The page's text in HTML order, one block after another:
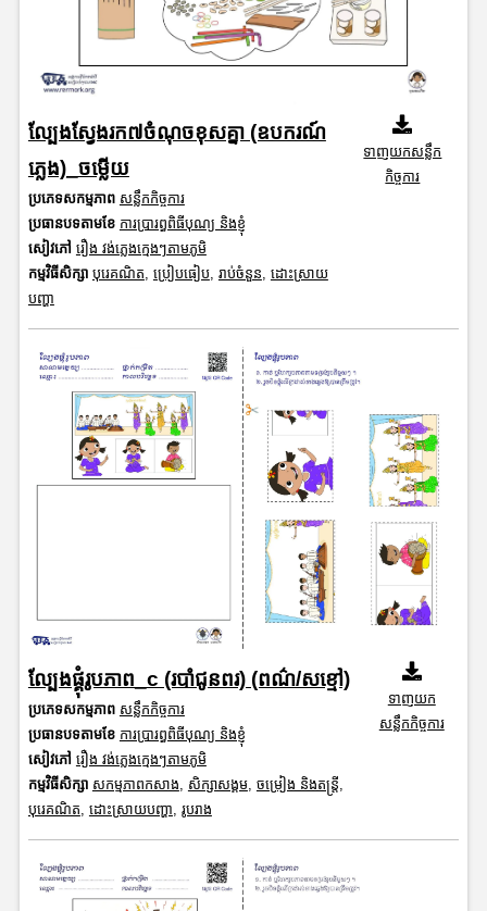
ល្បែងស្វែងរក៧ចំណុចខុសគ្នា (ឧបករណ៍
ភ្លេង)_ចម្លើយ
ប្រភេទសកម្មភាព សន្លឹកកិច្ចការ
ប្រធានបទតាមខែ ការប្រារព្ធពិធីបុណ្យ និងខ្ញុំ
សៀវភៅ រឿង វង់ភ្លេងក្មេងៗតាមភូមិ
កម្មវិធីសិក្សា បុរេគណិត ប្រៀបធៀប, រាប់ចំនួន ដោះស្រាយ
បញ្ហា
ទាញយកសន្លឹក
កិច្ចការ
ល្បែងផ្គុំរូបភាព_c (របាំជូនពរ) (ពណ៌/សខ្មៅ)
ប្រភេទសកម្មភាព សន្លឹកកិច្ចការ
ប្រធានបទតាមខែ ការប្រារព្ធពិធីបុណ្យ និងខ្ញុំ
សៀវភៅ រឿង វង់ភ្លេងក្មេងៗតាមភូមិ
កម្មវិធីសិក្សា សកម្មភាពកសាង សិក្សាសង្គម, ចម្រៀង និងតន្ត្រី
បុរេគណិត ដោះស្រាយបញ្ហា រូបរាង
ទាញយក
សន្លឹកកិច្ចការ